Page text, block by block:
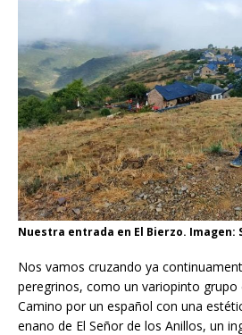
Nuestra entrada en El Bierzo. Imagen:
Nos vamos cruzando ya
peregrinos, como un variopinto grupo
Camino por un español con una
enano de El Señor de los Anillos, un